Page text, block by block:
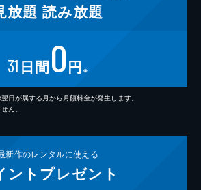
放題 読み放題
31 日間0円 ※
日が属する月から月額料金が発生します。
ん。
新作のレンタルに使える
ント プレゼント